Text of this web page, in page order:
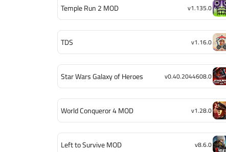
Temple Run 2 MOD v1.135.0
TDS v1.16.0
Star Wars Galaxy of Heroes v0.40.2044608.0
World Conqueror 4 MOD v1.28.0
Left to Survive MOD v8.6.0